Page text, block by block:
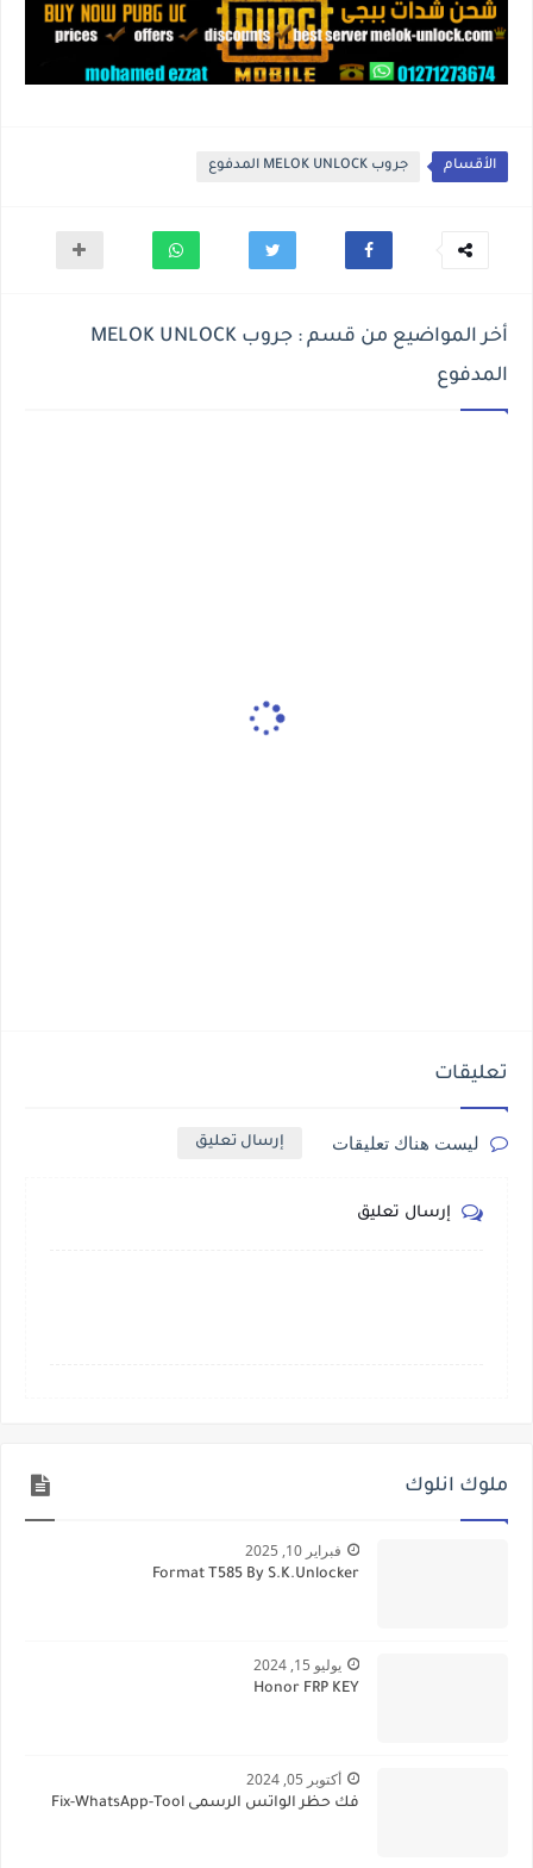
الأقسام جروب MELOK UNLOCK المدفوع
أخر المواضيع من قسم : جروب MELOK UNLOCK
المدفوع
تعليقات
ليست هناك تعليقات إرسال تعليق
إرسال تعليق
ملوك انلوك
فبراير 10, 2025
Format T585 By S.K.Unlocker
يوليو 15, 2024
Honor FRP KEY
أكتوبر 05, 2024
فك حظر الواتس الرسمى Fix-WhatsApp-Tool